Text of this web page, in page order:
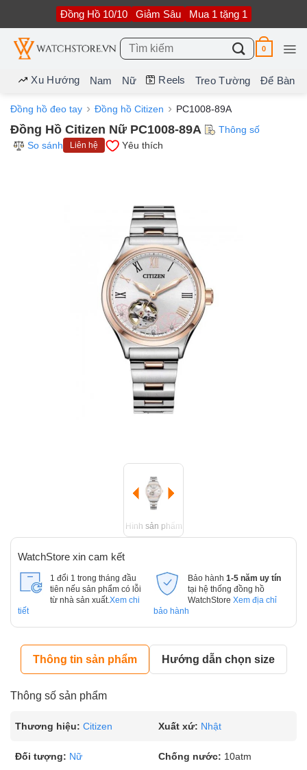
nội
dung
Đồng Hồ 10/10 Giảm Sâu Mua 1 tặng 1
Tìm
kiếm:
0
Xu Hướng Nam Nữ Reels Treo Tường Để Bàn
Đồng hồ đeo tay Đồng hồ Citizen PC1008-89A
Đồng Hồ Citizen Nữ PC1008-89A
Thông số
So sánh
Liên hệ Yêu thích
Hình sản phẩm
WatchStore xin cam kết
1 đổi 1 trong tháng đầu
tiên nếu sản phẩm có lỗi
từ nhà sản xuất. Xem chi
tiết
Bảo hành 1-5 năm uy tín
tại hệ thống đồng hồ
WatchStore Xem địa chỉ
bảo hành
Thông tin sản phẩm Hướng dẫn chọn size
Thông số sản phẩm
Thương hiệu: Citizen Xuất xứ: Nhật
Đối tượng: Nữ Chống nước: 10atm